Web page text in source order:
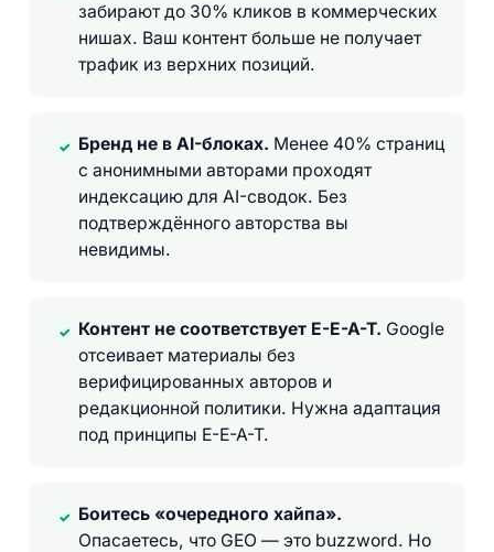
забирают до 30% кликов в коммерческих
нишах. Ваш контент больше не получает
трафик из верхних позиций.
✓ Бренд не в AI-блоках. Менее 40% страниц
с анонимными авторами проходят
индексацию для AI-сводок. Без
подтверждённого авторства вы
невидимы.
✓ Контент не соответствует E-E-A-T. Google
отсеивает материалы без
верифицированных авторов и
редакционной политики. Нужна адаптация
под принципы E-E-A-T.
✓ Боитесь «очередного хайпа».
Опасаетесь, что GEO — это buzzword. Но